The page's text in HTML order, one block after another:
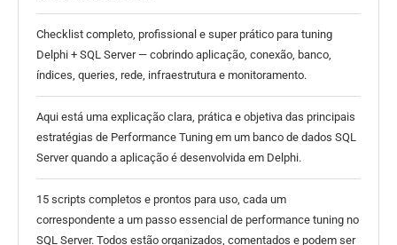
Checklist completo, profissional e super prático para tuning
Delphi + SQL Server — cobrindo aplicação, conexão, banco,
índices, queries, rede, infraestrutura e monitoramento.
Aqui está uma explicação clara, prática e objetiva das principais
estratégias de Performance Tuning em um banco de dados SQL
Server quando a aplicação é desenvolvida em Delphi.
15 scripts completos e prontos para uso, cada um
correspondente a um passo essencial de performance tuning no
SQL Server. Todos estão organizados, comentados e podem ser